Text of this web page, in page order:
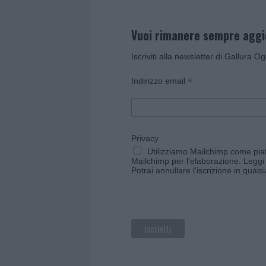
Vuoi rimanere sempre
Iscriviti alla newsletter di Gallura
Indirizzo email *
Privacy
Utilizziamo Mailchimp come
Mailchimp per l'elaborazione.
Potrai annullare l'iscrizione in